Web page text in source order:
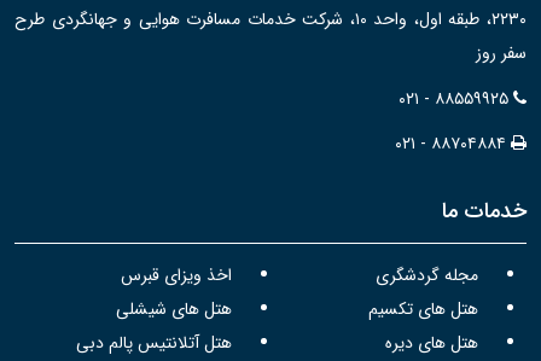
۲۲۳۰، طبقه اول، واحد ۱۰، شرکت خدمات مسافرت هوایی و جهانگردی طرح
سفر روز
۰۲۱ - ۸۸۵۵۹۹۲۵
۰۲۱ - ۸۸۷۰۴۸۸۴
خدمات ما
مجله گردشگری
اخذ ویزای قبرس
هتل های تکسیم
هتل های شیشلی
هتل های دیره
هتل آتلانتیس پالم دبی